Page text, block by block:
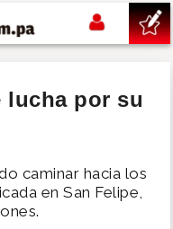
lucha por su
caminar hacia los
en San Felipe,